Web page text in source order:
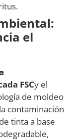
el
FSCy el
de moldeo
contaminación
tinta a base